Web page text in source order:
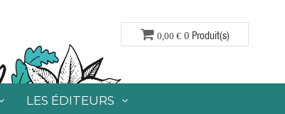
0,00 € 0 Produit(s)
LES ÉDITEURS